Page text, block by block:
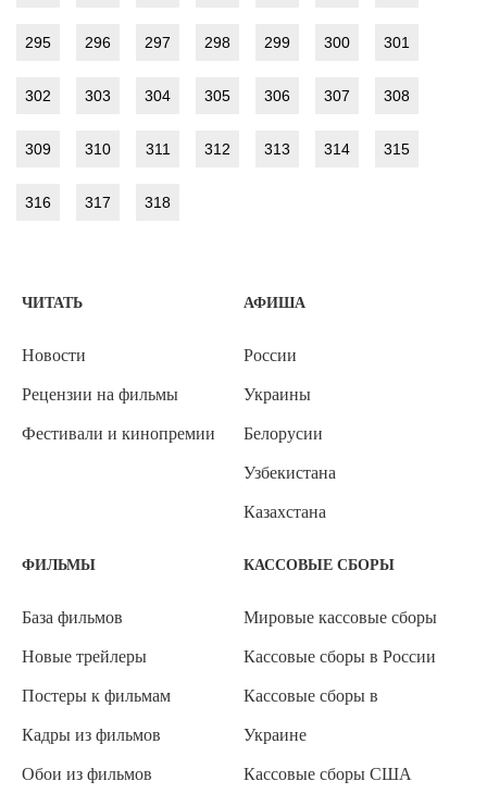
295 296 297 298 299 300 301
302 303 304 305 306 307 308
309 310 311 312 313 314 315
316 317 318
ЧИТАТЬ
Новости
Рецензии на фильмы
Фестивали и кинопремии
АФИША
России
Украины
Белорусии
Узбекистана
Казахстана
ФИЛЬМЫ
База фильмов
Новые трейлеры
Постеры к фильмам
Кадры из фильмов
Обои из фильмов
КАССОВЫЕ СБОРЫ
Мировые кассовые сборы
Кассовые сборы в России
Кассовые сборы в
Украине
Кассовые сборы США